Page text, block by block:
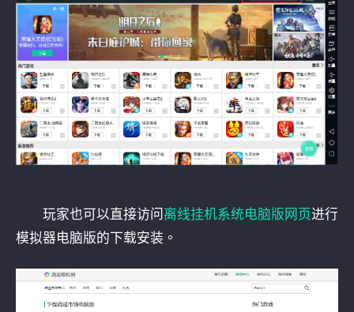
玩家也可以直接访问离线挂机系统电脑版网页进行
模拟器电脑版的下载安装。